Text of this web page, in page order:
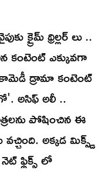
క్రైమ్ థ్రిల్లర్ లు ..
కంటెంట్ ఎక్కువగా
కామెడీ డ్రామా కంటెంట్
అసిఫ్ అలీ ..
పోషించిన ఈ
అక్కడ మిక్స్డ్
ఫ్లిక్స్ లో